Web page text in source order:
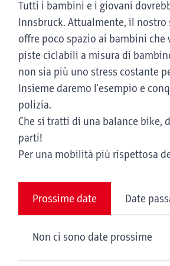
Tutti i bambini e i giovani
Innsbruck. Attualmente, il
offre poco spazio ai bambini che
piste ciclabili a misura di
non sia più uno stress costante
Insieme daremo l'esempio e
polizia.
Che si tratti di una balance bike,
parti!
Per una mobilità più rispettosa
Prossime date Date
Non ci sono date prossime